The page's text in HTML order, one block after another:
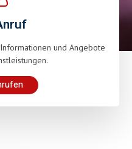
und Angebote